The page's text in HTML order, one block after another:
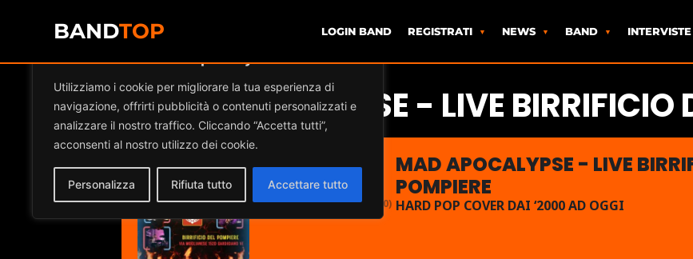
Utilizziamo i cookie per migliorare la tua esperienza di
navigazione, offrirti pubblicità o contenuti personalizzati e
analizzare il nostro traffico. Cliccando “Accetta tutti”,
acconsenti al nostro utilizzo dei cookie.
Personalizza Rifiuta tutto Accettare tutto
BANDTOP LOGIN BAND REGISTRATI NEWS BAND INTERVISTE
MAD APOCALYPSE - LIVE BIRRIFICIO
12
21:00 - 23:00 (GMT+00:00)
MAD APOCALYPSE - LIVE
POMPIERE
HARD POP COVER DAI ‘2000 AD OGGI